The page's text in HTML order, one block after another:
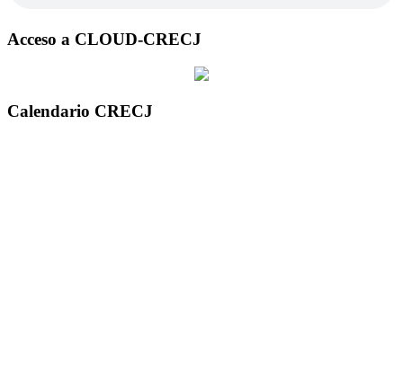
Acceso a CLOUD-CRECJ
Calendario CRECJ